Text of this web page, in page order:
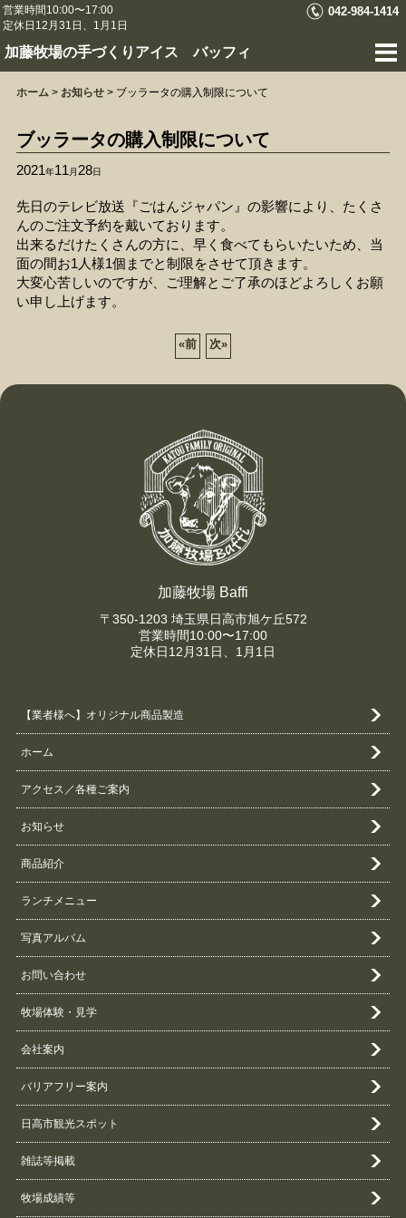
営業時間10:00〜17:00
定休日12月31日、1月1日
042-984-1414
加藤牧場の手づくりアイス バッフィ
ホーム > お知らせ > ブッラータの購入制限について
ブッラータの購入制限について
2021年11 月 28日
先日のテレビ放送『ごはんジャパン』の影響により、たくさ
んのご注文予約を戴いております。
出来るだけたくさんの方に、早く食べてもらいたいため、当
面の間お1人様1個までと制限をさせて頂きます。
大変心苦しいのですが、ご理解とご了承のほどよろしくお願
い申し上げます。
«前 次»
加藤牧場 Baffi
〒350-1203 埼玉県日高市旭ケ丘572
営業時間10:00〜17:00
定休日12月31日、1月1日
【業者様へ】オリジナル商品製造
ホーム
アクセス／各種ご案内
お知らせ
商品紹介
ランチメニュー
写真アルバム
お問い合わせ
牧場体験・見学
会社案内
バリアフリー案内
日高市観光スポット
雑誌等掲載
牧場成績等